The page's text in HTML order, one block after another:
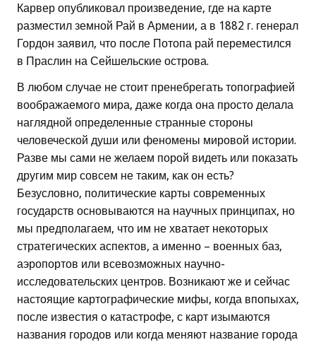
Карвер опубликовал произведение, где на карте
разместил земной Рай в Армении, а в 1882 г. генерал
Гордон заявил, что после Потопа рай переместился
в Праслин на Сейшельские острова.
В любом случае не стоит пренебрегать топографией
воображаемого мира, даже когда она просто делала
наглядной определенные странные стороны
человеческой души или феномены мировой истории.
Разве мы сами не желаем порой видеть или показать
другим мир совсем не таким, как он есть?
Безусловно, политические карты современных
государств основываются на научных принципах, но
мы предполагаем, что им не хватает некоторых
стратегических аспектов, а именно – военных баз,
аэропортов или всевозможных научно-
исследовательских центров. Возникают же и сейчас
настоящие картографические мифы, когда впопыхах,
после известия о катастрофе, с карт изымаются
названия городов или когда меняют название города